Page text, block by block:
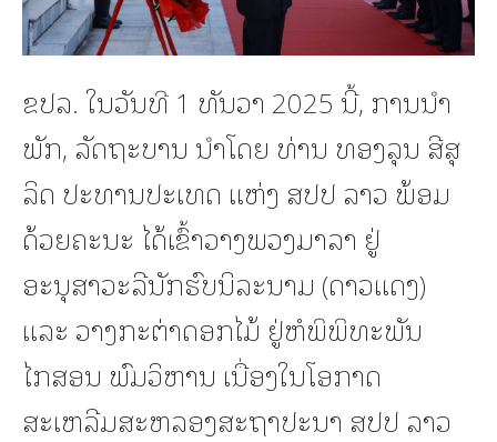
ຂປລ. ໃນວັນທີ 1 ທັນວາ 2025 ນີ້, ການນຳ
ພັກ, ລັດຖະບານ ນຳໂດຍ ທ່ານ ທອງລຸນ ສີສຸ
ລິດ ປະທານປະເທດ ແຫ່ງ ສປປ ລາວ ພ້ອມ
ດ້ວຍຄະນະ ໄດ້ເຂົ້າວາງພວງມາລາ ຢູ່
ອະນຸສາວະລີນັກຮົບນິລະນາມ (ດາວແດງ)
ແລະ ວາງກະຕ່າດອກໄມ້ ຢູ່ຫໍພິພິທະພັນ
ໄກສອນ ພົມວິຫານ ເນື່ອງໃນໂອກາດ
ສະເຫລີມສະຫລອງສະຖາປະນາ ສປປ ລາວ